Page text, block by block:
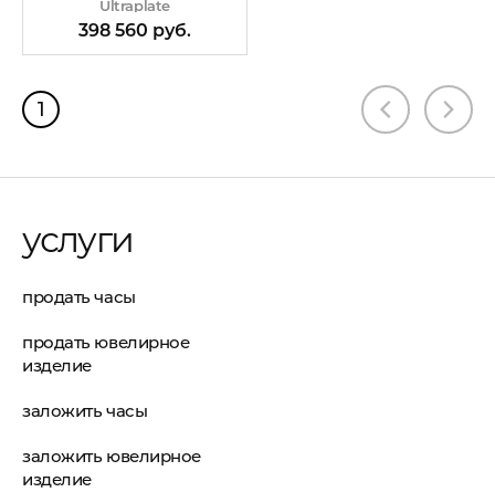
Ultraplate
398 560 руб.
1
услуги
продать часы
продать ювелирное
изделие
заложить часы
заложить ювелирное
изделие